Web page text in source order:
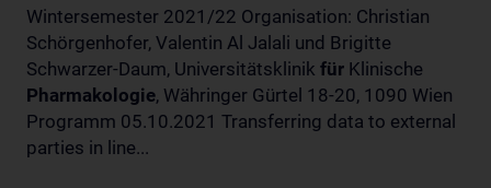
Wintersemester 2021/22 Organisation: Christian
Schörgenhofer, Valentin Al Jalali und Brigitte
Schwarzer-Daum, Universitätsklinik für Klinische
Pharmakologie, Währinger Gürtel 18-20, 1090 Wien
Programm 05.10.2021 Transferring data to external
parties in line...